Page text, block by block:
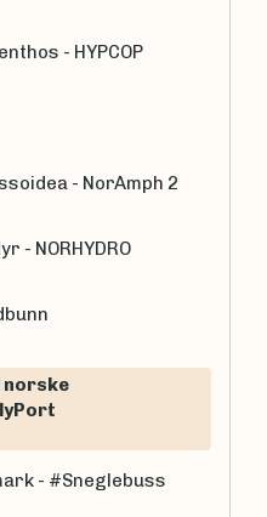
- HYPCOP
- NorAmph 2
- NORHYDRO
norske
- #Sneglebuss